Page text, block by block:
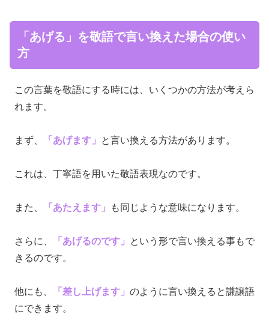
「あげる」を敬語で言い換えた場合の使い
方
この言葉を敬語にする時には、いくつかの方法が考えら
れます。
まず、 「あげます」 と言い換える方法があります。
これは、丁寧語を用いた敬語表現なのです。
また、 「あたえます」 も同じような意味になります。
さらに、 「あげるのです」
という形で言い換える事もで
きるのです。
他にも、 「差し上げます」 のように言い換えると謙譲語
にできます。